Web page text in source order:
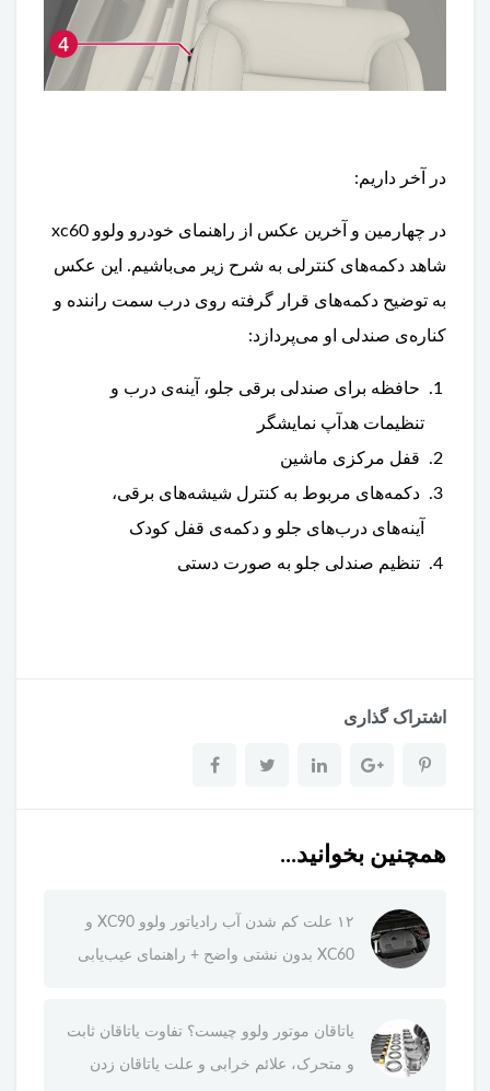
در آخر داریم:
در چهارمین و آخرین عکس از راهنمای خودرو ولوو xc60
شاهد دکمه‌های کنترلی به شرح زیر می‌باشیم. این عکس
به توضیح دکمه‌های قرار گرفته روی درب سمت راننده و
کناره‌ی صندلی او می‌پردازد:
حافظه برای صندلی برقی جلو، آینه‌ی درب و
تنظیمات هدآپ نمایشگر
قفل مرکزی ماشین
دکمه‌های مربوط به کنترل شیشه‌های برقی،
آینه‌های درب‌های جلو و دکمه‌ی قفل کودک
تنظیم صندلی جلو به صورت دستی
اشتراک گذاری
همچنین بخوانید...
۱۲ علت کم شدن آب رادیاتور ولوو XC90 و
XC60 بدون نشتی واضح + راهنمای عیب‌یابی
یاتاقان موتور ولوو چیست؟ تفاوت یاتاقان ثابت
و متحرک، علائم خرابی و علت یاتاقان زدن